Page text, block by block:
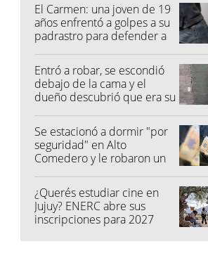
El Carmen: una joven de 19
años enfrentó a golpes a su
padrastro para defender a
Entró a robar, se escondió
debajo de la cama y el
dueño descubrió que era su
Se estacionó a dormir "por
seguridad" en Alto
Comedero y le robaron un
¿Querés estudiar cine en
Jujuy? ENERC abre sus
inscripciones para 2027